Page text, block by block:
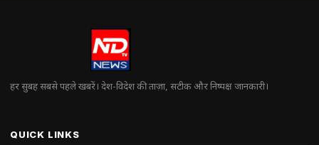
हर सुबह सबसे पहले खबरें। देश-विदेश की ताज़ा, सटीक और निष्पक्ष जानकारी।
QUICK LINKS